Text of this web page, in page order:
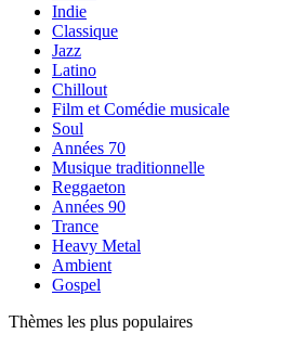
Indie
Classique
Jazz
Latino
Chillout
Film et Comédie musicale
Soul
Années 70
Musique traditionnelle
Reggaeton
Années 90
Trance
Heavy Metal
Ambient
Gospel
Thèmes les plus populaires